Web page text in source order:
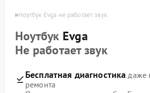
Ноутбук Evga не работает звук
Ноутбук Evga
Не работает звук
Бесплатная диагностика даже
ремонта